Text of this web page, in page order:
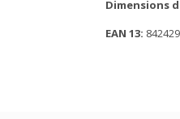
Dimensions
EAN 13: